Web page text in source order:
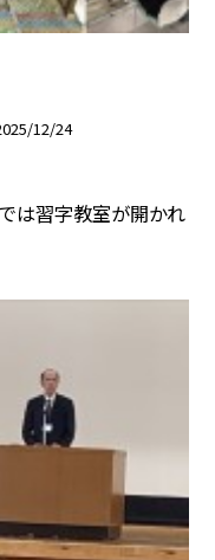
12/24
は習字教室が開かれ